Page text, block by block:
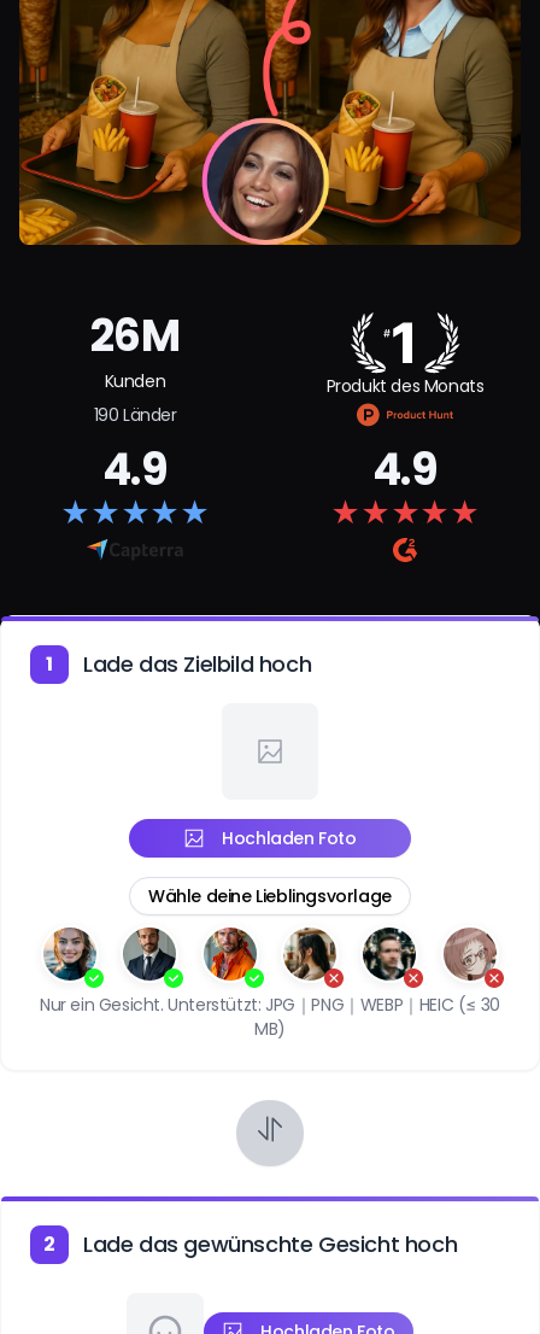
26M
Kunden
190 Länder
Produkt des Monats
4.9
★★★★★
4.9
★★★★★
1 Lade das Zielbild hoch
Hochladen Foto
Wähle deine Lieblingsvorlage
Nur ein Gesicht. Unterstützt: JPG｜PNG｜WEBP｜HEIC (≤ 30
MB)
2 Lade das gewünschte Gesicht hoch